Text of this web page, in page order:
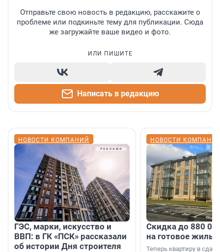
Отправьте свою новость в редакцию, расскажите о
проблеме или подкиньте тему для публикации. Сюда
же загружайте ваше видео и фото.
ИЛИ ПИШИТЕ
Написать в редакцию
НОВОСТИ КОМПАНИЙ
ГЭС, марки, искусство и
ВВП: в ГК «ПСК» рассказали
об истории Дня строителя
НОВОСТИ
Скидка до 880
на готовое
Теперь квартиру в